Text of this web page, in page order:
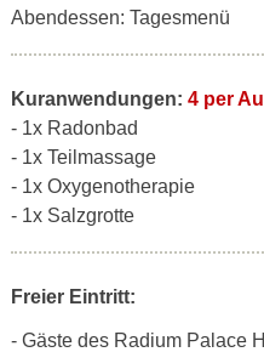
Abendessen: Tagesmenü
Kuranwendungen: 4 per
- 1x Radonbad
- 1x Teilmassage
- 1x Oxygenotherapie
- 1x Salzgrotte
Freier Eintritt:
- Gäste des Radium Palace